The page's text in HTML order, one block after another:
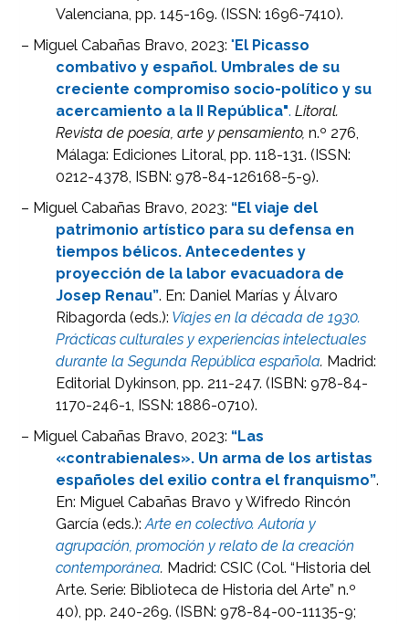
Valenciana, pp. 145-169. (ISSN: 1696-7410).
– Miguel Cabañas Bravo, 2023:" El Picasso
combativo y español. Umbrales de su
creciente compromiso socio-político y su
acercamiento a la II República". Litoral.
Revista de poesía, arte y pensamiento, n.º 276,
Málaga: Ediciones Litoral, pp. 118-131. (ISSN:
0212-4378, ISBN: 978-84-126168-5-9).
– Miguel Cabañas Bravo, 2023: “El viaje del
patrimonio artístico para su defensa en
tiempos bélicos. Antecedentes y
proyección de la labor evacuadora de
Josep Renau”. En: Daniel Marías y Álvaro
Ribagorda (eds.): Viajes en la década de 1930.
Prácticas culturales y experiencias intelectuales
durante la Segunda República española. Madrid:
Editorial Dykinson, pp. 211-247. (ISBN: 978-84-
1170-246-1, ISSN: 1886-0710).
– Miguel Cabañas Bravo, 2023: “Las
«contrabienales». Un arma de los artistas
españoles del exilio contra el franquismo”.
En: Miguel Cabañas Bravo y Wifredo Rincón
García (eds.): Arte en colectivo. Autoría y
agrupación, promoción y relato de la creación
contemporánea. Madrid: CSIC (Col. “Historia del
Arte. Serie: Biblioteca de Historia del Arte” n.º
40), pp. 240-269. (ISBN: 978-84-00-11135-9;